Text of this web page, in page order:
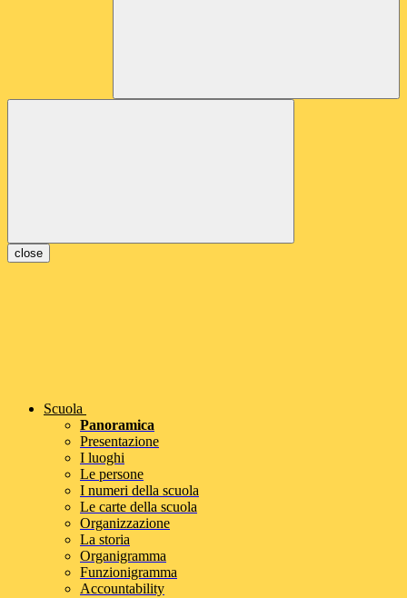
close
Scuola
Panoramica
Presentazione
I luoghi
Le persone
I numeri della scuola
Le carte della scuola
Organizzazione
La storia
Organigramma
Funzionigramma
Accountability